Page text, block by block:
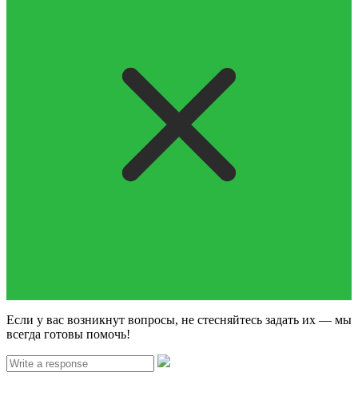
Если у вас возникнут вопросы, не стесняйтесь задать их — мы
всегда готовы помочь!